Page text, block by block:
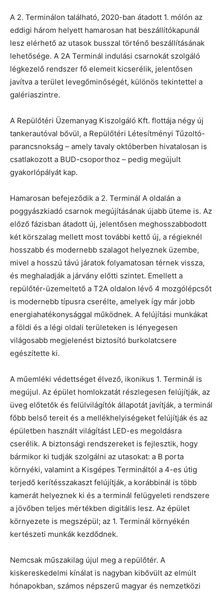
A 2. Terminálon található, 2020-ban átadott 1. mólón az
eddigi három helyett hamarosan hat beszállítókapunál
lesz elérhető az utasok busszal történő beszállításának
lehetősége. A 2A Terminál indulási csarnokát szolgáló
légkezelő rendszer fő elemeit kicserélik, jelentősen
javítva a terület levegőminőségét, különös tekintettel a
galériaszintre.
A Repülőtéri Üzemanyag Kiszolgáló Kft. flottája négy új
tankerautóval bővül, a Repülőtéri Létesítményi Tűzoltó-
parancsnokság – amely tavaly októberben hivatalosan is
csatlakozott a BUD-csoporthoz – pedig megújult
gyakorlópályát kap.
Hamarosan befejeződik a 2. Terminál A oldalán a
poggyászkiadó csarnok megújításának újabb üteme is. Az
előző fázisban átadott új, jelentősen meghosszabbodott
két körszalag mellett most további kettő új, a régieknél
hosszabb és modernebb szalagot helyeznek üzembe,
mivel a hosszú távú járatok folyamatosan térnek vissza,
és meghaladják a járvány előtti szintet. Emellett a
repülőtér-üzemeltető a T2A oldalon lévő 4 mozgólépcsőt
is modernebb típusra cserélte, amelyek így már jobb
energiahatékonysággal működnek. A felújítási munkákat
a földi és a légi oldali területeken is lényegesen
világosabb megjelenést biztosító burkolatcsere
egészítette ki.
A műemléki védettséget élvező, ikonikus 1. Terminál is
megújul. Az épület homlokzatát részlegesen felújítják, az
üveg előtetők és felülvilágítók állapotát javítják, a terminál
főbb belső tereit és a mellékhelyiségeket felújítják és az
épületben használt világítást LED-es megoldásra
cserélik. A biztonsági rendszereket is fejlesztik, hogy
bármikor ki tudják szolgálni az utasokat: a B porta
környéki, valamint a Kisgépes Termináltól a 4-es útig
terjedő kerítésszakaszt felújítják, a korábbinál is több
kamerát helyeznek ki és a terminál felügyeleti rendszere
a jövőben teljes mértékben digitális lesz. Az épület
környezete is megszépül; az 1. Terminál környékén
kertészeti munkák kezdődnek.
Nemcsak műszakilag újul meg a repülőtér. A
kiskereskedelmi kínálat is nagyban kibővült az elmúlt
hónapokban, számos népszerű magyar és nemzetközi